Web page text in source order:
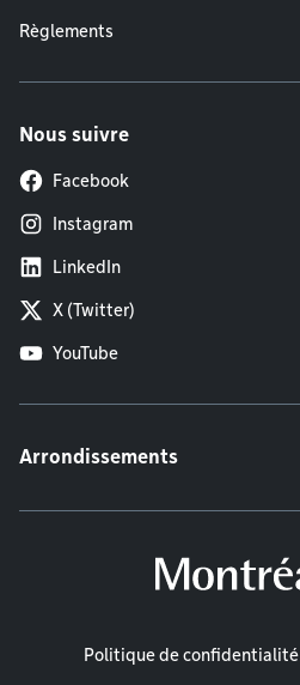
Règlements
Nous suivre
Facebook
Instagram
LinkedIn
X (Twitter)
YouTube
Arrondissements
Mentions légales
Politique de confidentialité